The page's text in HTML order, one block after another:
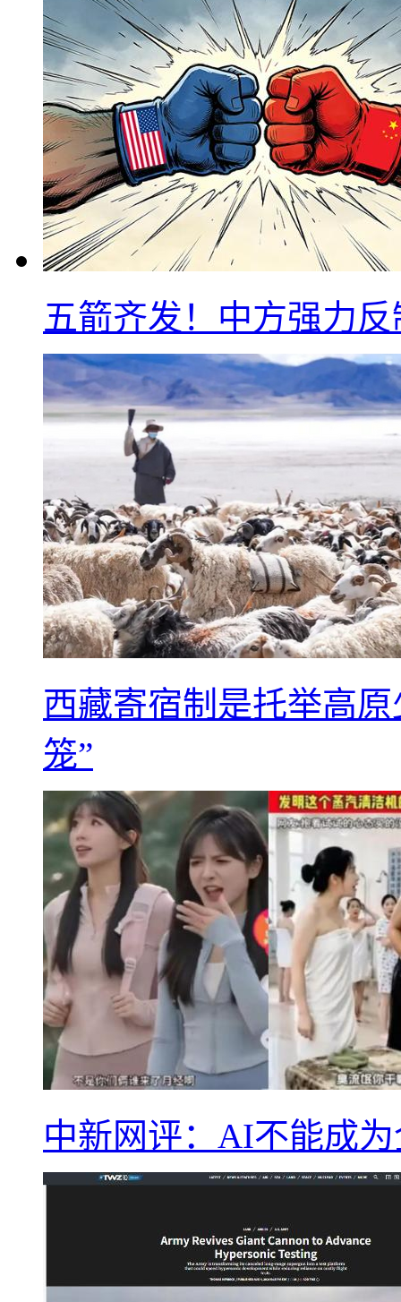
五箭齐发！中方强力
西藏寄宿制是托举高
笼”
中新网评：AI不能成